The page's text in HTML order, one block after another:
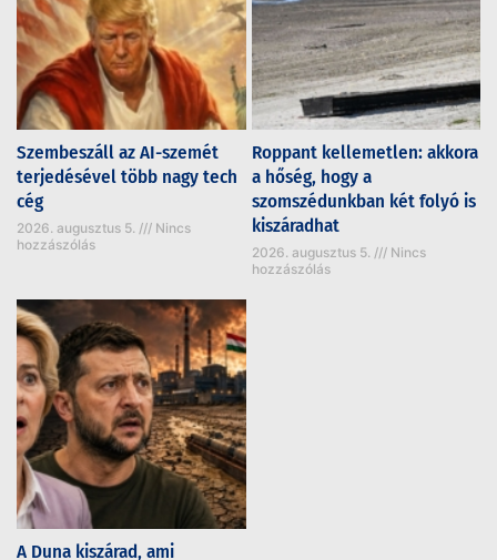
Szembeszáll az AI-szemét
terjedésével több nagy tech
cég
2026. augusztus 5.
Nincs
hozzászólás
Roppant kellemetlen: akkora
a hőség, hogy a
szomszédunkban két folyó is
kiszáradhat
2026. augusztus 5.
Nincs
hozzászólás
A Duna kiszárad, ami